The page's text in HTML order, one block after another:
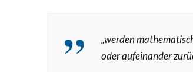
„werden
oder aufeinander